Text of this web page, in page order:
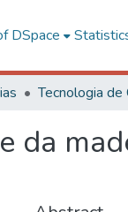
DSpace
da